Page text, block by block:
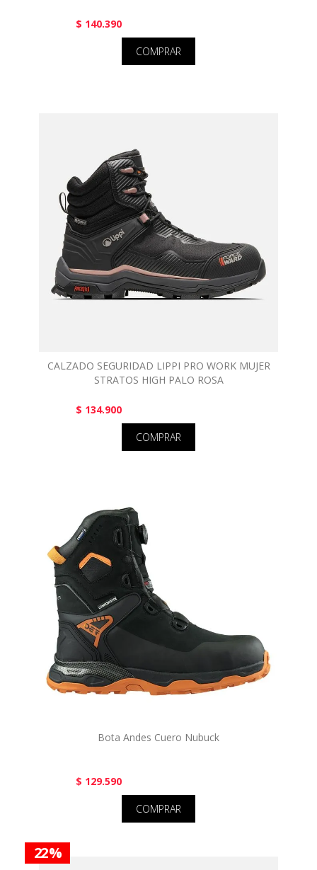
$ 140.390
COMPRAR
CALZADO SEGURIDAD LIPPI PRO WORK MUJER
STRATOS HIGH PALO ROSA
$ 134.900
COMPRAR
Bota Andes Cuero Nubuck
$ 129.590
COMPRAR
22 %